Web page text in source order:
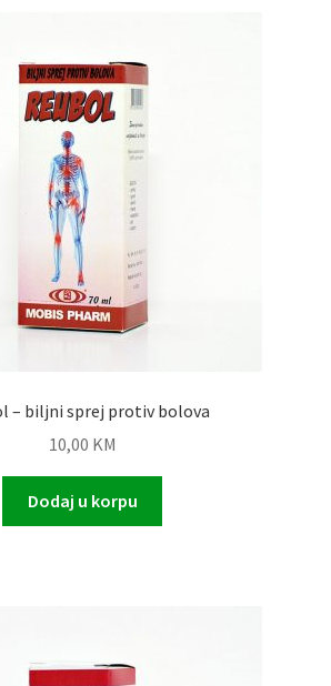
– biljni sprej protiv bolova
10,00 KM
Dodaj u korpu